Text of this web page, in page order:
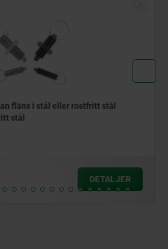
stål eller rostfritt stål med dragring i
DETALJER